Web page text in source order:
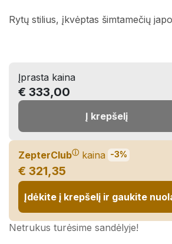
Rytų stilius, įkvėptas šimtamečių
Įprasta kaina
€ 333,00
Į krepšelį
ZepterClubⓘ kaina -3%
€ 321,35
Įdėkite į krepšelį ir gaukite
Netrukus turėsime sandėlyje!